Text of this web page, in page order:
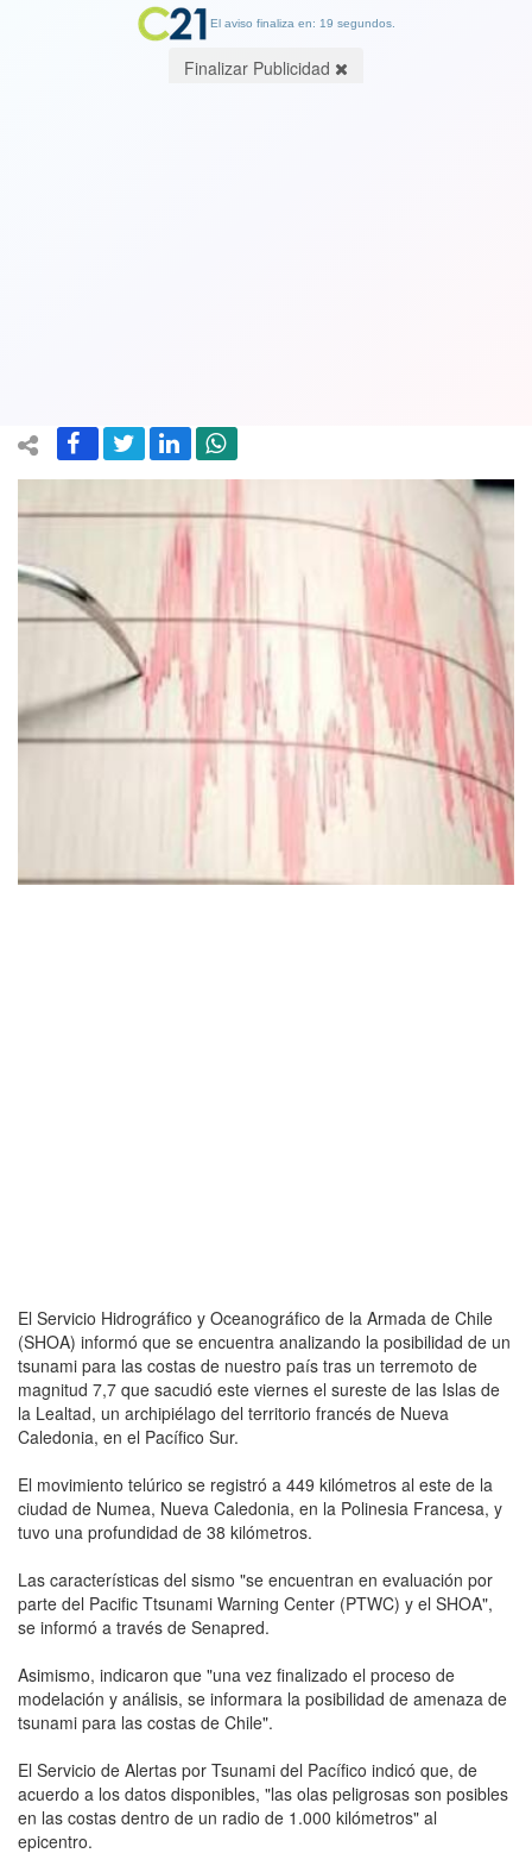
El Servicio Hidrográfico y Oceanográfico de la Armada de Chile
(SHOA) informó que se encuentra analizando la posibilidad de un
tsunami para las costas de nuestro país tras un terremoto de
magnitud 7,7 que sacudió este viernes el sureste de las Islas de
la Lealtad, un archipiélago del territorio francés de Nueva
Caledonia, en el Pacífico Sur.
El movimiento telúrico se registró a 449 kilómetros al este de la
ciudad de Numea, Nueva Caledonia, en la Polinesia Francesa, y
tuvo una profundidad de 38 kilómetros.
Las características del sismo "se encuentran en evaluación por
parte del Pacific Ttsunami Warning Center (PTWC) y el SHOA",
se informó a través de Senapred.
Asimismo, indicaron que "una vez finalizado el proceso de
modelación y análisis, se informara la posibilidad de amenaza de
tsunami para las costas de Chile".
El Servicio de Alertas por Tsunami del Pacífico indicó que, de
acuerdo a los datos disponibles, "las olas peligrosas son posibles
en las costas dentro de un radio de 1.000 kilómetros" al
epicentro.
El aviso finaliza en: 19 segundos.
Finalizar Publicidad